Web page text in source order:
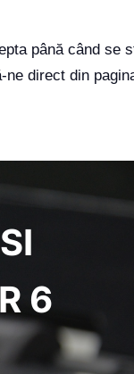
până când se
ne direct din
6